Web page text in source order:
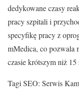
dedykowane czasy
pracy szpitali i
specyfikę pracy z
mMedica, co pozwala
czasie krótszym niż
Tagi SEO: Serwis